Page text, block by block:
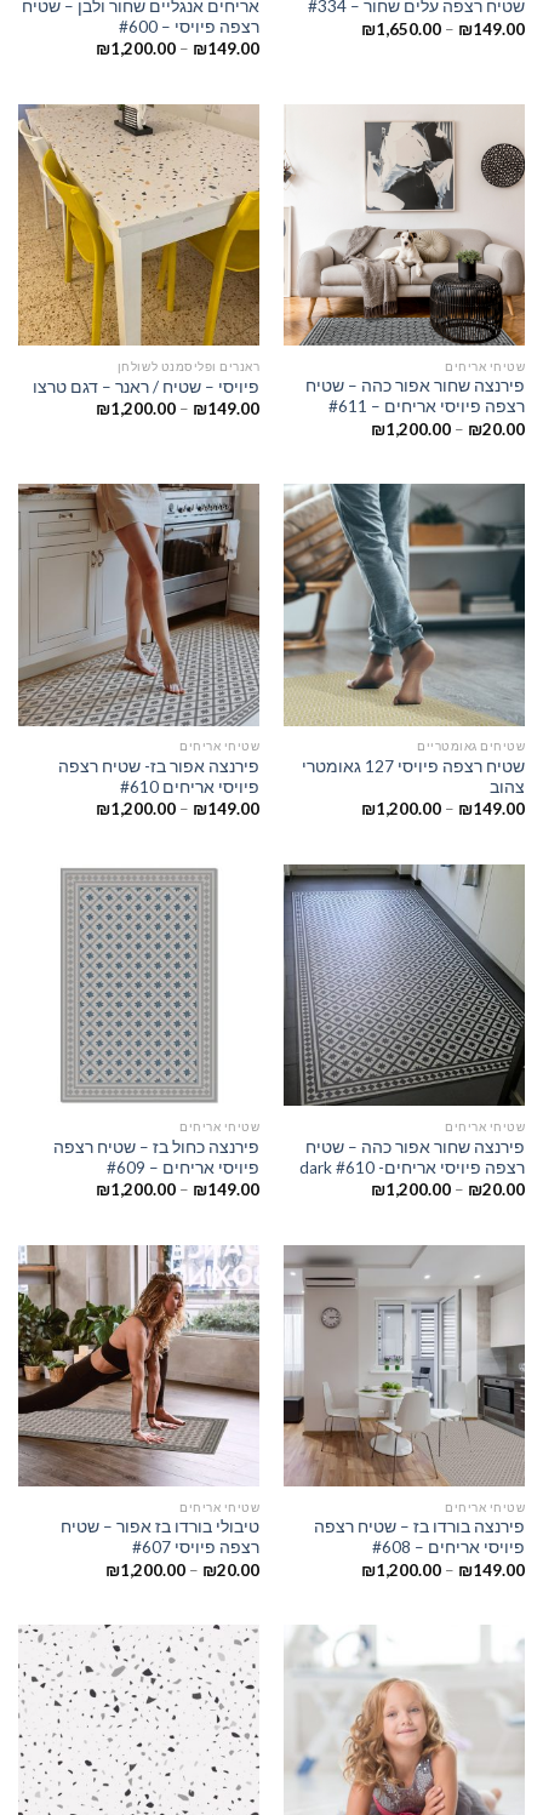
שטיח רצפה עלים שחור – #334
₪149.00
–
₪1,650.00
אריחים אנגליים שחור ולבן – שטיח
רצפה פיויסי – #600
₪149.00
–
₪1,200.00
שטיחי אריחים
פירנצה שחור אפור כהה – שטיח
רצפה פיויסי אריחים – #611
₪20.00
–
₪1,200.00
ראנרים ופליסמנט לשולחן
פיויסי – שטיח / ראנר – דגם טרצו
₪149.00
–
₪1,200.00
שטיחים גאומטריים
שטיח רצפה פיויסי 127 גאומטרי
צהוב
₪149.00
–
₪1,200.00
שטיחי אריחים
פירנצה אפור בז- שטיח רצפה
פיויסי אריחים #610
₪149.00
–
₪1,200.00
שטיחי אריחים
פירנצה שחור אפור כהה – שטיח
רצפה פיויסי אריחים- dark #610
₪20.00
–
₪1,200.00
שטיחי אריחים
פירנצה כחול בז – שטיח רצפה
פיויסי אריחים – #609
₪149.00
–
₪1,200.00
שטיחי אריחים
פירנצה בורדו בז – שטיח רצפה
פיויסי אריחים – #608
₪149.00
–
₪1,200.00
שטיחי אריחים
טיבולי בורדו בז אפור – שטיח
רצפה פיויסי #607
₪20.00
–
₪1,200.00